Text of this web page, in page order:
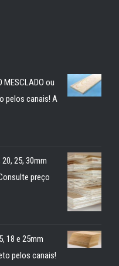
MESCLADO ou
pelos canais! A
20, 25, 30mm
preço
18 e 25mm
pelos canais!